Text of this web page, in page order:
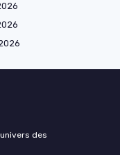
des